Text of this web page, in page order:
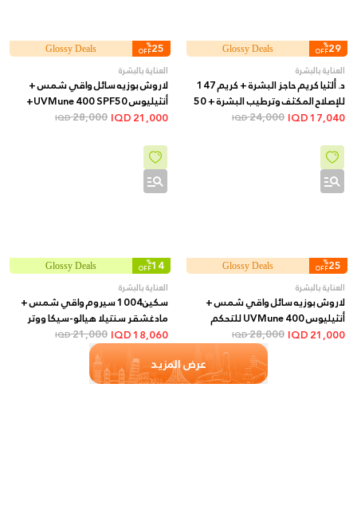
29
%
OFF
Glossy Deals
العناية بالبشرة
د. ألثيا كريم حاجز البشرة + كريم 147
للإصلاح المكثف وترطيب البشرة + 50
مل
17,040
24,000
IQD
25
%
OFF
Glossy Deals
العناية بالبشرة
لاروش بوزيه سائل واقي شمس +
أنثيليوس UVMune 400 SPF50+
فلويد غير مرئي + 50 مل
21,000
28,000
IQD
25
%
OFF
Glossy Deals
العناية بالبشرة
لاروش بوزيه سائل واقي شمس +
أنثيليوس UVMune 400 للتحكم
بالزيوت SPF50+ بلمسة مطفية +
21,000
28,000
IQD
14
%
OFF
Glossy Deals
العناية بالبشرة
سكين1004 سيروم واقي شمس +
مادغشقر سنتيلا هيالو-سيكا ووتر
فيت SPF50+ + 50 مل
18,060
21,000
IQD
عرض المزيد